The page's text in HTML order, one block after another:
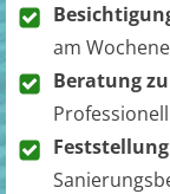
am
Beratung